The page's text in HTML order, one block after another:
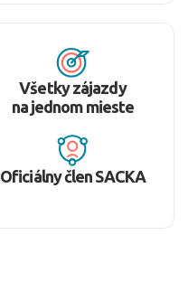
Všetky zájazdy
na jednom mieste
Oficiálny člen SACKA